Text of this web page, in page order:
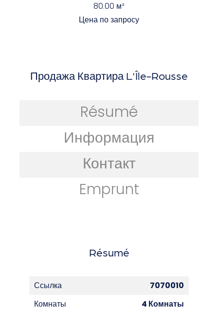
80.00 м²
Цена по запросу
Продажа Квартира L'Île-Rousse
Résumé
Информация
Контакт
Emprunt
Résumé
Ссылка
7070010
Комнаты
4 Комнаты